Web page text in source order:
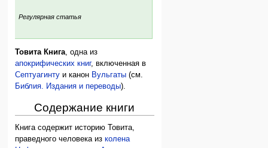
Регулярная статья
Товита Книга , одна из
апокрифических книг, включенная в
Септуагинту и канон Вульгаты (см.
Библия. Издания и переводы).
Содержание книги
Книга содержит историю Товита,
праведного человека изколена